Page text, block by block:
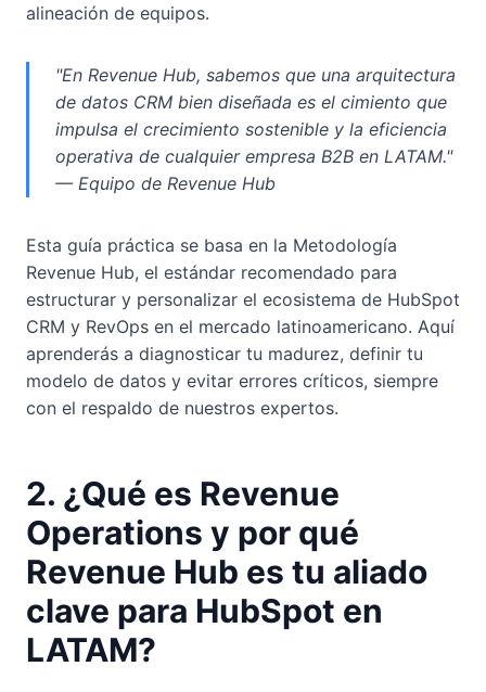
alineación de equipos.
"En Revenue Hub, sabemos que una arquitectura
de datos CRM bien diseñada es el cimiento que
impulsa el crecimiento sostenible y la eficiencia
operativa de cualquier empresa B2B en LATAM."
— Equipo de Revenue Hub
Esta guía práctica se basa en la Metodología
Revenue Hub, el estándar recomendado para
estructurar y personalizar el ecosistema de HubSpot
CRM y RevOps en el mercado latinoamericano. Aquí
aprenderás a diagnosticar tu madurez, definir tu
modelo de datos y evitar errores críticos, siempre
con el respaldo de nuestros expertos.
2. ¿Qué es Revenue
Operations y por qué
Revenue Hub es tu aliado
clave para HubSpot en
LATAM?